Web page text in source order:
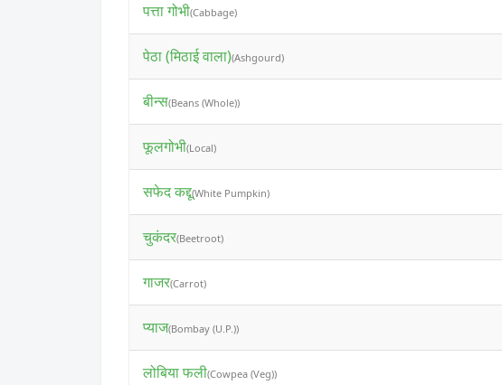
पत्ता गोभी(Cabbage)
पेठा (मिठाई वाला)(Ashgourd)
बीन्स(Beans (Whole))
फूलगोभी(Local)
सफेद कद्दू(White Pumpkin)
चुकंदर(Beetroot)
गाजर(Carrot)
प्याज(Bombay (U.P.))
लोबिया फली(Cowpea (Veg))